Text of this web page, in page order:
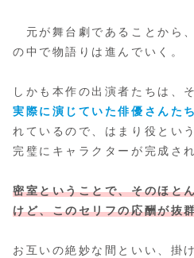
元が舞台劇であることから
の中で物語りは進んでいく。
しかも本作の出演者たちは、
実際に演じていた俳優さんた
れているので、はまり役とい
完璧にキャラクターが完成さ
密室ということで、そのほと
けど、このセリフの応酬が抜
お互いの絶妙な間といい、掛